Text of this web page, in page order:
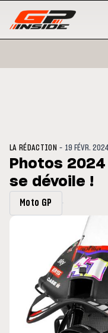
du GP de Grande-
LA RÉDACTION - 19 FÉVR. 2024
Photos
se dévoile !
Moto GP